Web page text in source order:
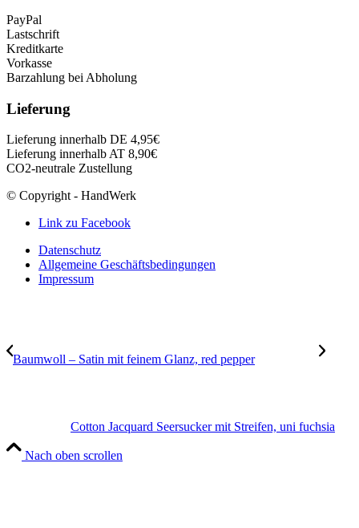
PayPal
Lastschrift
Kreditkarte
Vorkasse
Barzahlung bei Abholung
Lieferung
Lieferung innerhalb DE 4,95€
Lieferung innerhalb AT 8,90€
CO2-neutrale Zustellung
© Copyright - HandWerk
Link zu Facebook
Datenschutz
Allgemeine Geschäftsbedingungen
Impressum
Baumwoll – Satin mit feinem Glanz, red pepper
Cotton Jacquard Seersucker mit Streifen, uni fuchsia
Nach oben scrollen